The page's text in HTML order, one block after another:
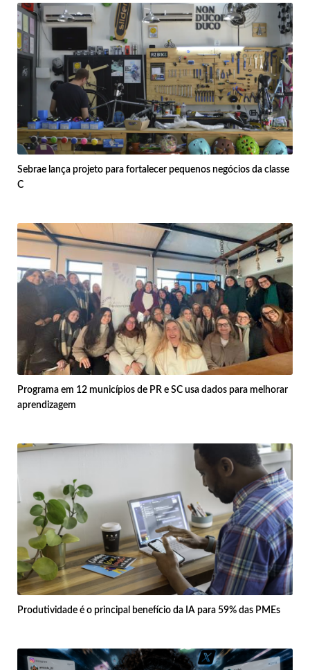
Sebrae lança projeto para fortalecer pequenos negócios da classe
C
Programa em 12 municípios de PR e SC usa dados para melhorar
aprendizagem
Produtividade é o principal benefício da IA para 59% das PMEs